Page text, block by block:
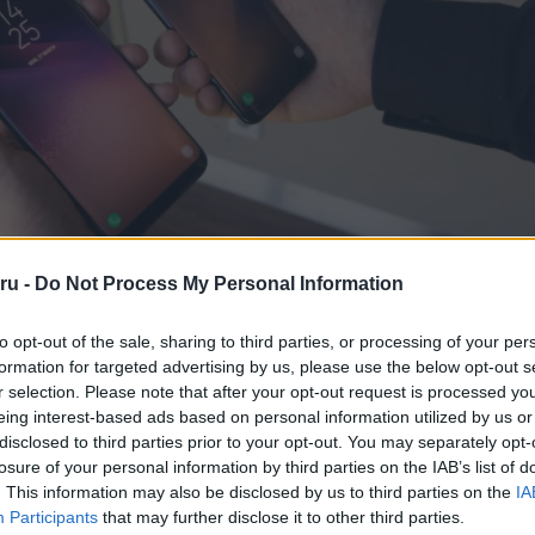
- Do Not Process My Personal Information
opt-out of the sale, sharing to third parties, or processing of your
for targeted advertising by us, please use the below opt-out
selection. Please note that after your opt-out request is processed
interest-based ads based on personal information utilized by us
to third parties prior to your opt-out. You may separately
of your personal information by third parties on the IAB’s list of
This information may also be disclosed by us to third parties on the
Participants that may further disclose it to other third parties.
nem sikerült megtudnunk. Itt került még említésre a live lock
a felhasználók számára egy hét másodperces videóklip készítését,
ha a kijelzőt bekapcsolják. Bár első hangzásra ez akkumulátor-
a Samsung képviselő szerint nem számottevő. Több riport
hangszóróiról, ezek most megerősítést nyertek, AKG
sztereó hangzást biztosítanak.
is, az új élő fordítás funkciónak köszönhetően rögtön